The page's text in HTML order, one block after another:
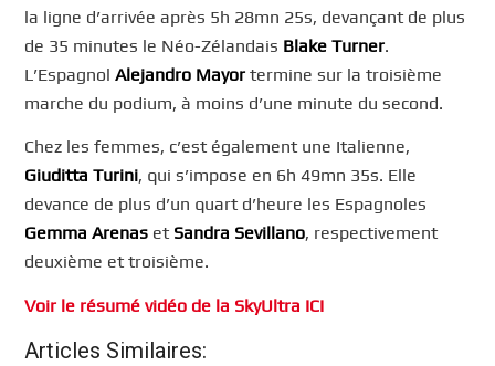
la ligne d’arrivée après 5h 28mn 25s, devançant de plus
de 35 minutes le Néo-Zélandais Blake Turner.
L’EspagnolAlejandro Mayortermine sur la troisième
marche du podium, à moins d’une minute du second.
Chez les femmes, c’est également une Italienne,
Giuditta Turini, qui s’impose en 6h 49mn 35s. Elle
devance de plus d’un quart d’heure les Espagnoles
Gemma Arenas et Sandra Sevillano, respectivement
deuxième et troisième.
Voir le résumé vidéo de la SkyUltra ICI
Articles Similaires: